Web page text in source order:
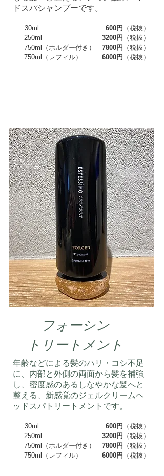
ドスパシャンプーです。
30ml 600円
（税抜）
250ml 3200円
（税抜）
750ml（ホルダー付き） 7800円
（税抜）
750ml（レフィル） 6000円 （税抜）
フォーシン
​トリートメント
年齢などによる髪のハリ・コシ不足
に、内部と外側の両面から髪を補強
し、密度感のあるしなやかな髪へと
整える、新感覚のジェルクリームヘ
ッドスパトリートメントです。
30ml 600円
（税抜）
250ml 3200円
（税抜）
750ml（ホルダー付き） 7800円
（税抜）
750ml（レフィル） 6000円 （税抜）